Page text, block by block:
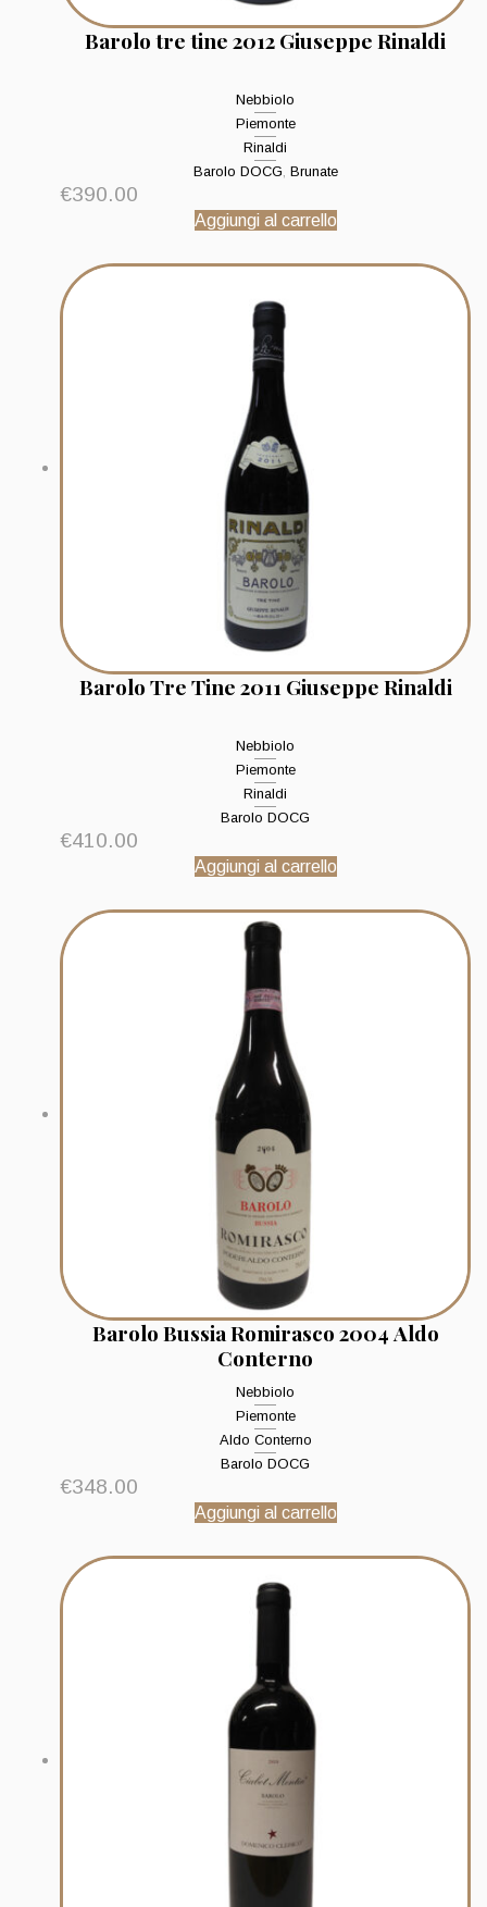
Barolo tre tine 2012 Giuseppe Rinaldi
Nebbiolo
Piemonte
Rinaldi
Barolo DOCG Brunate
€390.00
Aggiungi al carrello
Barolo Tre Tine 2011 Giuseppe Rinaldi
Nebbiolo
Piemonte
Rinaldi
Barolo DOCG
€410.00
Aggiungi al carrello
Barolo Bussia Romirasco 2004 Aldo
Conterno
Nebbiolo
Piemonte
Aldo Conterno
Barolo DOCG
€348.00
Aggiungi al carrello